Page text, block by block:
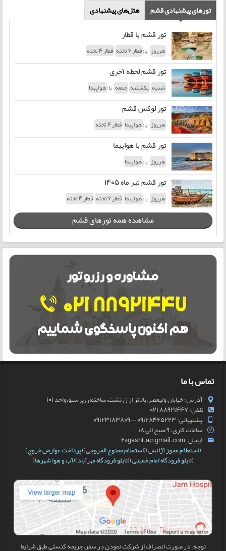
تورهای پیشنهادی قشم هتل‌های پیشنهادی
تور قشم با قطار
هرروز با:قطار 6 تخته قطار 4 تخته
تور قشم لحظه آخری
شنبه یکشنبه جمعه با:هواپیما
تور لوکس قشم
هرروز با:هواپیما قطار 4 تخته
تور قشم با هواپیما
هرروز با:هواپیما
تور قشم تیر ماه 1405
هرروز با:هواپیما قطار 6 تخته قطار 4 تخته
مشاهده همه تورهای قشم
تماس با ما
آدرس: خیابان ولیعصر،بالاتر از زرتشت،ساختمان پرستو،واحد 101
تلفن: 88921447 021
پشتیبانی: 09128465223 — 09123183809
ساعات کاری: 9 صبح الی 18
ایمیل: 20gasht.a@ gmail.com
(استعلام مجوز آژانس)(استعلام ممنوع الخروجی)(پرداخت عوارض خروج)
(تابلو فرودگاه امام خمینی)(تابلو فرودگاه مهرآباد)(آب و هوا شهرها)
توجه: در صورت انصراف از شرکت نمودن در سفر، جریمه کنسلی طبق شرایط